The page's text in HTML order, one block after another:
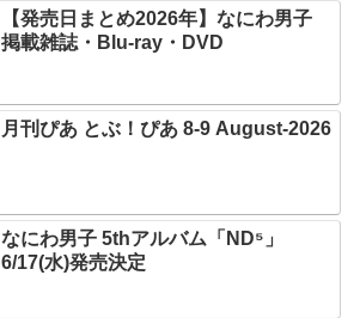
【発売日まとめ2026年】なにわ男子
掲載雑誌・Blu-ray・DVD
月刊ぴあ とぶ！ぴあ 8-9 August-2026
なにわ男子 5thアルバム「ND⁵」
6/17(水)発売決定